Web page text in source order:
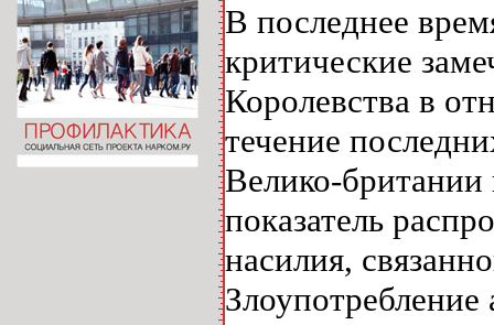
В последнее
критические
Королевства в
течение
Велико-британии
показатель
насилия,